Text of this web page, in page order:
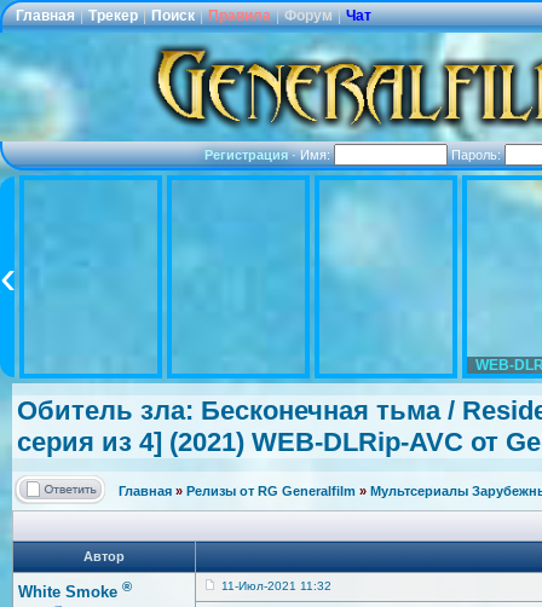
Главная | Трекер | Поиск | Правила | Форум | Чат
Регистрация·Имя: Пароль:
WEB-
Обитель зла: Бесконечная тьма /
серия из 4] (2021) WEB-DLRip-AVC от
Главная » Релизы от RG Generalfilm » Мультсериалы
Автор
White Smoke ® 11-Июл-2021 11:32